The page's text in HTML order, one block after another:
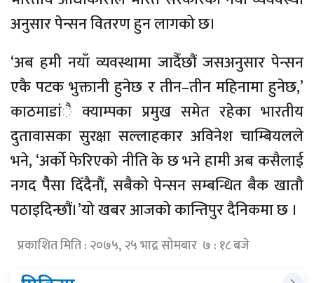
अनुसार पेन्सन वितरण हुन लागको छ।
‘अब हमी नयाँ व्यवस्थामा जादैँछौं जसअनुसार पेन्सन
एकै पटक भुक्तानी हुनेछ र तीन–तीन महिनामा हुनेछ,’
काठमाडांै क्याम्पका प्रमुख समेत रहेका भारतीय
दुतावासका सुरक्षा सल्लाहकार अविनेश चाम्बियलले
भने, ‘अर्को फेरिएको नीति के छ भने हामी अब कसैलाई
नगद पैैसा दिँदैनौं, सबैको पेन्सन सम्बन्धित बैक खातौ
पठाइदिन्छौं।’यो खबर आजको कान्तिपुर दैनिकमा छ ।
प्रकाशित मिति : २०७५, २५ भाद्र सोमबार ७ : १८ बजे